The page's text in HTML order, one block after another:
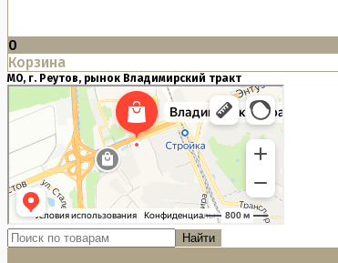
0
Корзина
МО, г. Реутов, рынок Владимирский тракт
Найти